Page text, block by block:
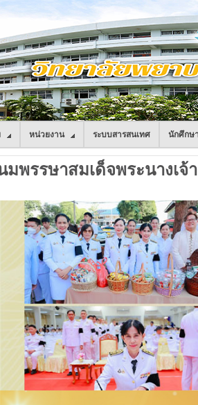
หน่วยงาน ระบบสารสนเทศ นักศึกษ
พรรษาสมเด็จพระนางเจ้